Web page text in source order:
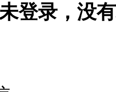
登录，没